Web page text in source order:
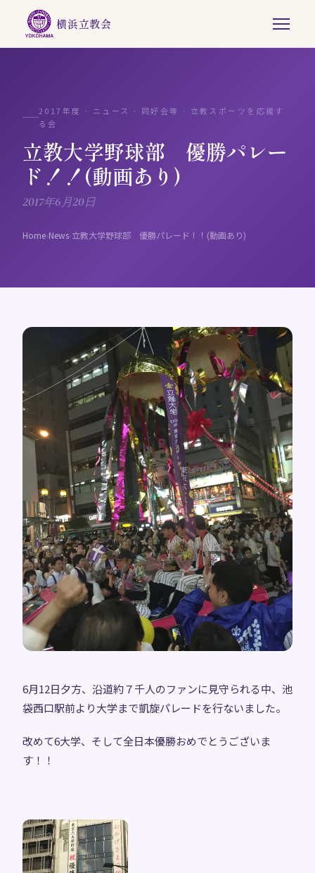
横浜立教会
2017年度 · ニュース · 同好会等 · 立教スポーツを応援す
る会
立教大学野球部 優勝パレー
ド！！(動画あり)
2017年6月20日
Home›News›立教大学野球部 優勝パレード！！(動画あり)
6月12日夕方、沿道約７千人のファンに見守られる中、池
袋西口駅前より大学まで凱旋パレードを行ないました。
改めて6大学、そして全日本優勝おめでとうございま
す！！